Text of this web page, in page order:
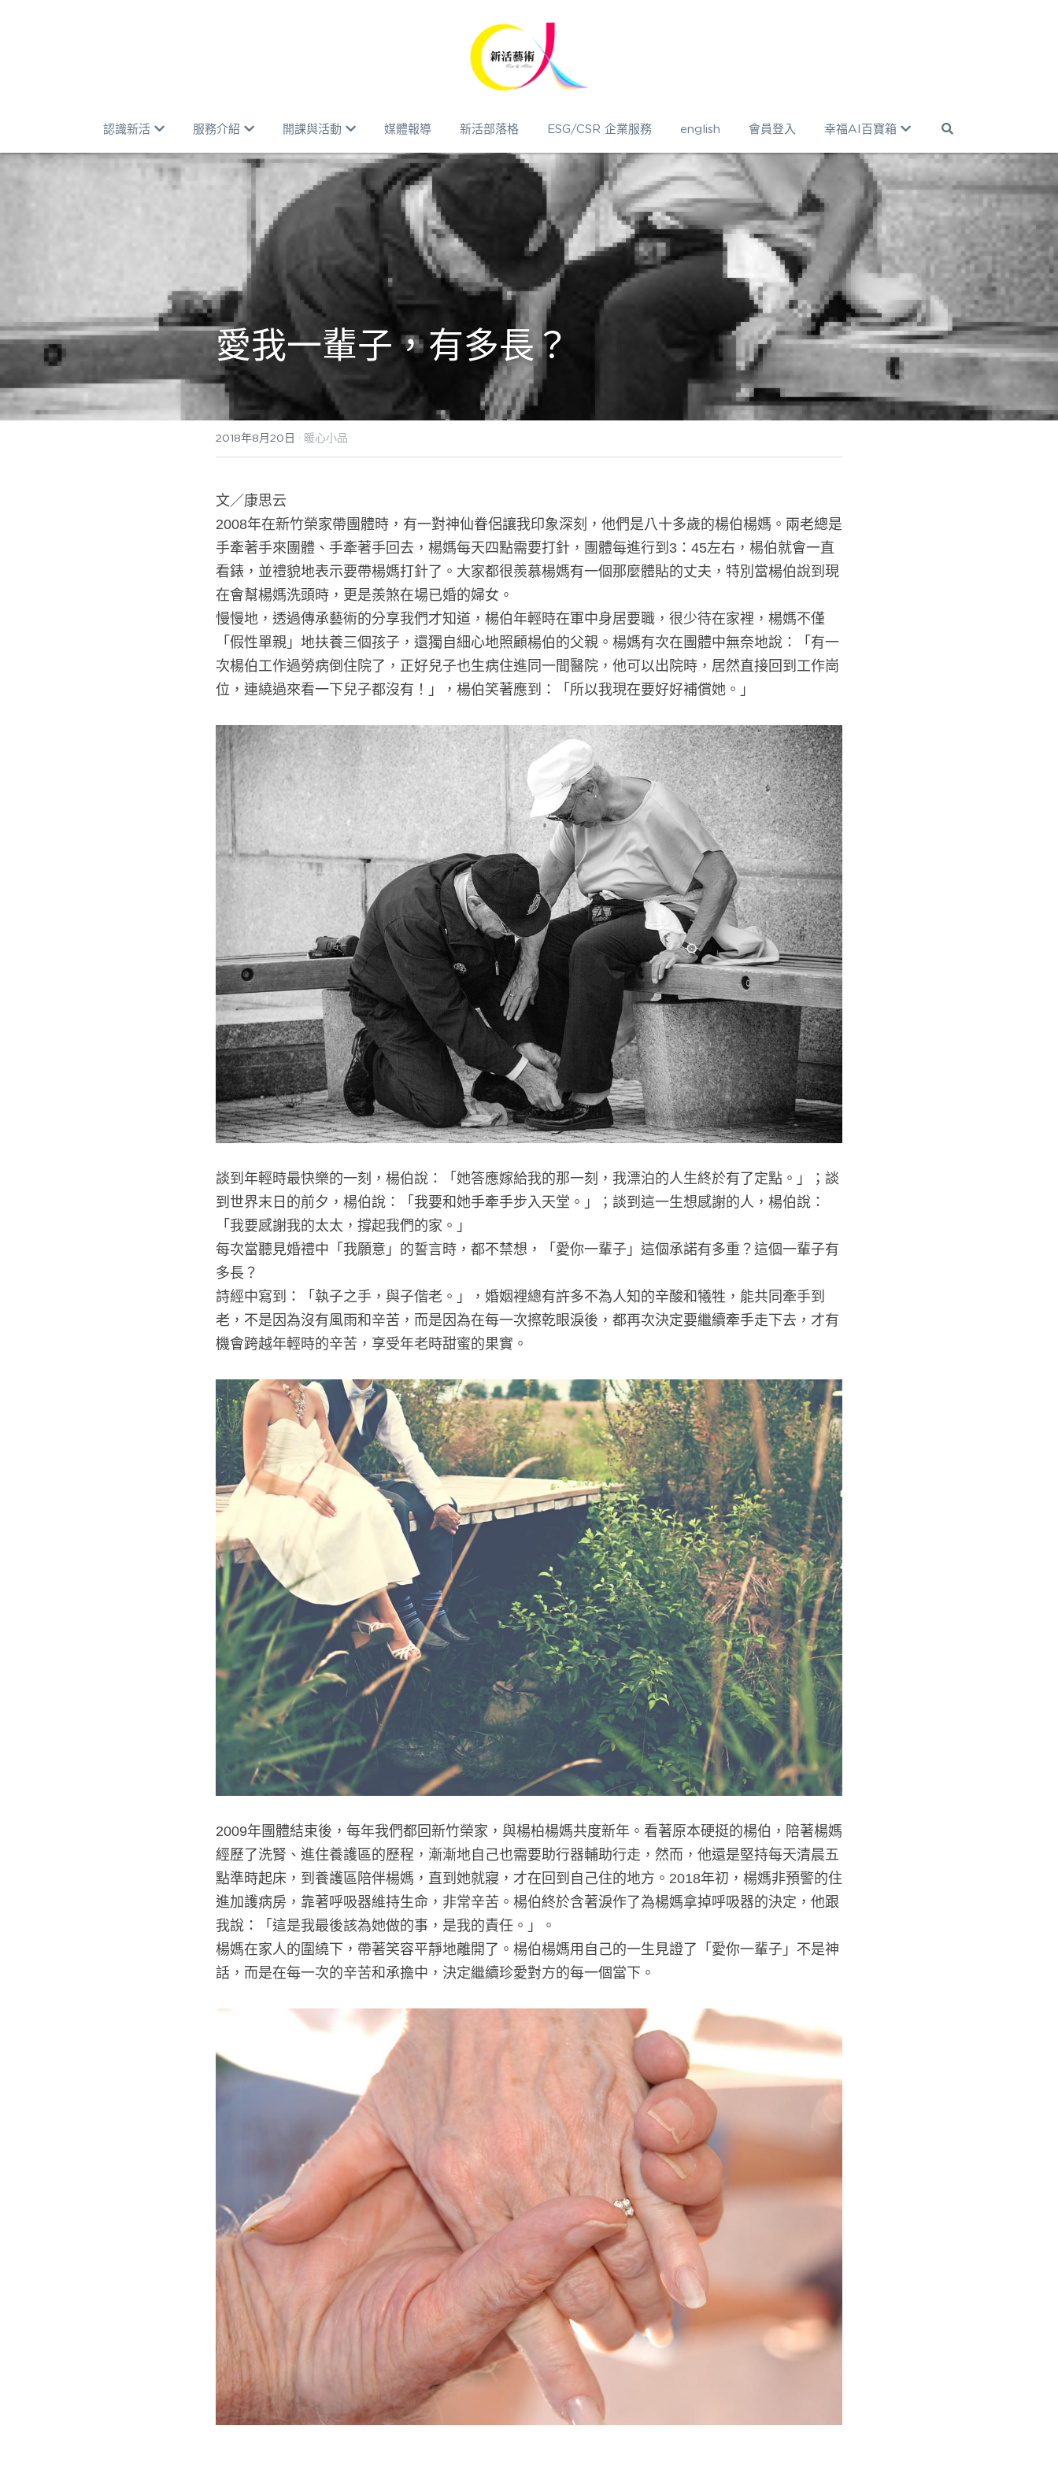
認識新活 服務介紹 開課與活動 媒體報導 新活部落格 ESG/CSR 企業服務 english 會員登入 幸福AI百寶箱
愛我一輩子，有多長？
2018年8月20日 · 暖心小品
文／康思云
2008年在新竹榮家帶團體時，有一對神仙眷侶讓我印象深刻，他們是八十多歲的楊伯楊媽。兩老總是
手牽著手來團體、手牽著手回去，楊媽每天四點需要打針，團體每進行到3：45左右，楊伯就會一直
看錶，並禮貌地表示要帶楊媽打針了。大家都很羨慕楊媽有一個那麼體貼的丈夫，特別當楊伯說到現
在會幫楊媽洗頭時，更是羨煞在場已婚的婦女。
慢慢地，透過傳承藝術的分享我們才知道，楊伯年輕時在軍中身居要職，很少待在家裡，楊媽不僅
「假性單親」地扶養三個孩子，還獨自細心地照顧楊伯的父親。楊媽有次在團體中無奈地說：「有一
次楊伯工作過勞病倒住院了，正好兒子也生病住進同一間醫院，他可以出院時，居然直接回到工作崗
位，連繞過來看一下兒子都沒有！」，楊伯笑著應到：「所以我現在要好好補償她。」
談到年輕時最快樂的一刻，楊伯說：「她答應嫁給我的那一刻，我漂泊的人生終於有了定點。」；談
到世界末日的前夕，楊伯說：「我要和她手牽手步入天堂。」；談到這一生想感謝的人，楊伯說：
「我要感謝我的太太，撐起我們的家。」
每次當聽見婚禮中「我願意」的誓言時，都不禁想，「愛你一輩子」這個承諾有多重？這個一輩子有
多長？
詩經中寫到：「執子之手，與子偕老。」，婚姻裡總有許多不為人知的辛酸和犧牲，能共同牽手到
老，不是因為沒有風雨和辛苦，而是因為在每一次擦乾眼淚後，都再次決定要繼續牽手走下去，才有
機會跨越年輕時的辛苦，享受年老時甜蜜的果實。
2009年團體結束後，每年我們都回新竹榮家，與楊柏楊媽共度新年。看著原本硬挺的楊伯，陪著楊媽
經歷了洗腎、進住養護區的歷程，漸漸地自己也需要助行器輔助行走，然而，他還是堅持每天清晨五
點準時起床，到養護區陪伴楊媽，直到她就寢，才在回到自己住的地方。2018年初，楊媽非預警的住
進加護病房，靠著呼吸器維持生命，非常辛苦。楊伯終於含著淚作了為楊媽拿掉呼吸器的決定，他跟
我說：「這是我最後該為她做的事，是我的責任。」。
楊媽在家人的圍繞下，帶著笑容平靜地離開了。楊伯楊媽用自己的一生見證了「愛你一輩子」不是神
話，而是在每一次的辛苦和承擔中，決定繼續珍愛對方的每一個當下。